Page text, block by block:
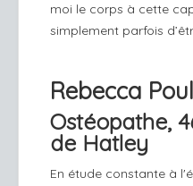
moi le corps à cette
simplement parfois
Rebecca
Ostéopathe,
de Hatley
​En étude constante à